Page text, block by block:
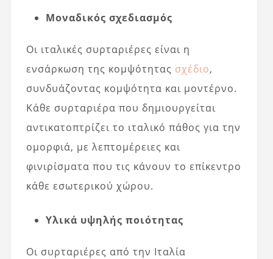
Μοναδικός σχεδιασμός
Οι ιταλικές συρταριέρες είναι η
ενσάρκωση της κομψότητας σχέδιο,
συνδυάζοντας κομψότητα και μοντέρνο.
Κάθε συρταριέρα που δημιουργείται
αντικατοπτρίζει το ιταλικό πάθος για την
ομορφιά, με λεπτομέρειες και
φινιρίσματα που τις κάνουν το επίκεντρο
κάθε εσωτερικού χώρου.
Υλικά υψηλής ποιότητας
Οι συρταριέρες από την Ιταλία